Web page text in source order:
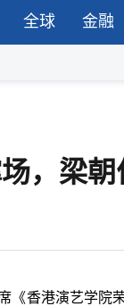
全球 金融
，梁
《香港演艺学院